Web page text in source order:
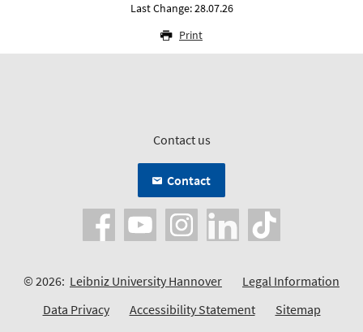
Last Change: 28.07.26
Print
Contact us
Contact
© 2026: Leibniz University Hannover
Legal Information
Data Privacy
Accessibility Statement Sitemap